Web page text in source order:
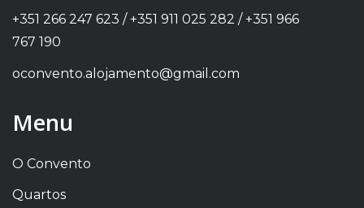
+351 266 247 623 / +351 911 025 282 / +351 966
767 190
oconvento.alojamento@gmail.com
Menu
O Convento
Quartos